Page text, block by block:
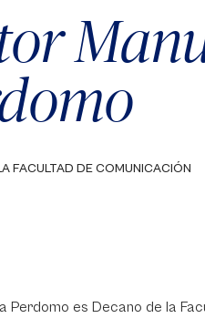
FACULTAD DE COMUNICACIÓN
Perdomo es Decano de la